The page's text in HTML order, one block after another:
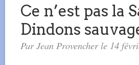
Ce n’est pas la
Dindons
Par Jean Provencher le 14